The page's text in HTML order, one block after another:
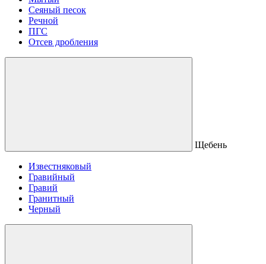
Сеяный песок
Речной
ПГС
Отсев дробления
Щебень
Известняковый
Гравийный
Гравий
Гранитный
Черный